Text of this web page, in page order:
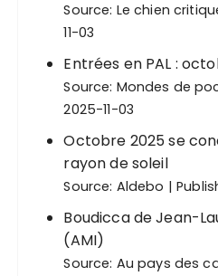
Source: Le chien
11-03
Entrées en PAL :
Source: Mondes de
2025-11-03
Octobre 2025 se
rayon de soleil
Source: Aldebo
Boudicca de Jean-
(AMI)
Source: Au pays des